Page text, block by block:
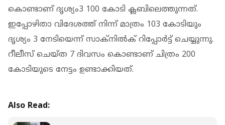
കൊണ്ടാണ് ദൃശ്യം3 100 കോടി ക്ലബിലെത്തുന്നത്.
ഇപ്പോഴിതാ വിദേശത്ത് നിന്ന് മാത്രം 103 കോടിയും
ദൃശ്യം 3 നേടിയെന്ന് സാക്നില്‍ക് റിപ്പോര്‍ട്ട് ചെയ്യുന്നു.
റീലീസ് ചെയ്ത 7 ദിവസം കൊണ്ടാണ് ചിത്രം 200
കോടിയുടെ നേട്ടം ഉണ്ടാക്കിയത്.
Also Read: